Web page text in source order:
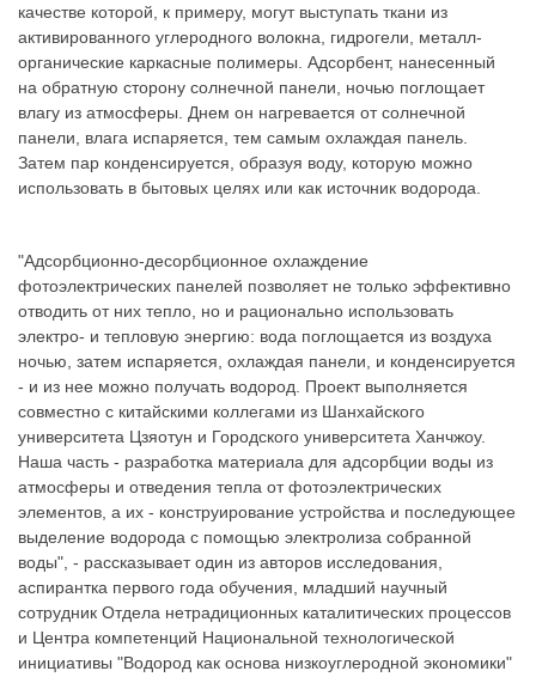
качестве которой, к примеру, могут выступать ткани из
активированного углеродного волокна, гидрогели, металл-
органические каркасные полимеры. Адсорбент, нанесенный
на обратную сторону солнечной панели, ночью поглощает
влагу из атмосферы. Днем он нагревается от солнечной
панели, влага испаряется, тем самым охлаждая панель.
Затем пар конденсируется, образуя воду, которую можно
использовать в бытовых целях или как источник водорода.
"Адсорбционно-десорбционное охлаждение
фотоэлектрических панелей позволяет не только эффективно
отводить от них тепло, но и рационально использовать
электро- и тепловую энергию: вода поглощается из воздуха
ночью, затем испаряется, охлаждая панели, и конденсируется
- и из нее можно получать водород. Проект выполняется
совместно с китайскими коллегами из Шанхайского
университета Цзяотун и Городского университета Ханчжоу.
Наша часть - разработка материала для адсорбции воды из
атмосферы и отведения тепла от фотоэлектрических
элементов, а их - конструирование устройства и последующее
выделение водорода с помощью электролиза собранной
воды", - рассказывает один из авторов исследования,
аспирантка первого года обучения, младший научный
сотрудник Отдела нетрадиционных каталитических процессов
и Центра компетенций Национальной технологической
инициативы "Водород как основа низкоуглеродной экономики"